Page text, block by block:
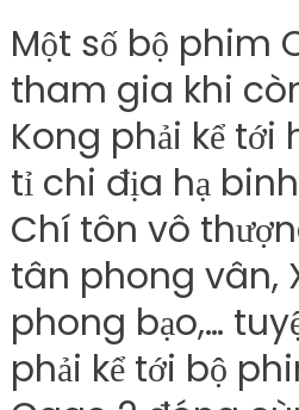
Một số bộ phim
tham gia khi
Kong phải kể tới
tỉ chi địa hạ
Chí tôn vô
tân phong vân,
phong bạo,…
phải kể tới bộ